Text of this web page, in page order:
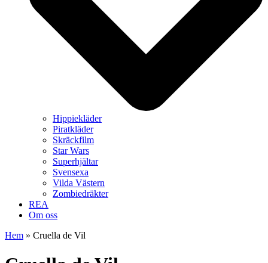
Hippiekläder
Piratkläder
Skräckfilm
Star Wars
Superhjältar
Svensexa
Vilda Västern
Zombiedräkter
REA
Om oss
Hem » Cruella de Vil